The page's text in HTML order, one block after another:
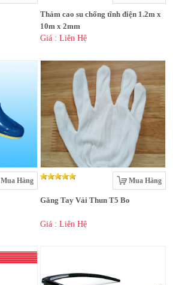
Thảm cao su chống tĩnh điện 1.2m x
10m x 2mm
Giá : Liên Hệ
Mua Hàng Mua Hàng
Găng Tay Vải Thun T5 Bo
Giá : Liên Hệ